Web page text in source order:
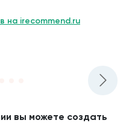
на irecommend.ru
вы можете создать